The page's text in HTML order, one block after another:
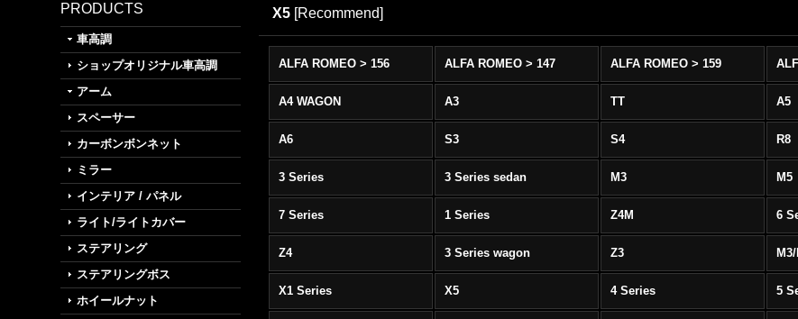
PRODUCTS
車高調
ショップオリジナル車高調
アーム
スペーサー
カーボンボンネット
ミラー
インテリア / パネル
ライト/ライトカバー
ステアリング
ステアリングボス
ホイールナット
X5 [Recommend]
ALFA ROMEO > 156 ALFA ROMEO > 147 ALFA ROMEO > 159
A4 WAGON A3 TT A5
A6 S3 S4 R8
3 Series 3 Series sedan M3 M5
7 Series 1 Series Z4M 6
Z4 3 Series wagon Z3
X1 Series X5 4 Series 5